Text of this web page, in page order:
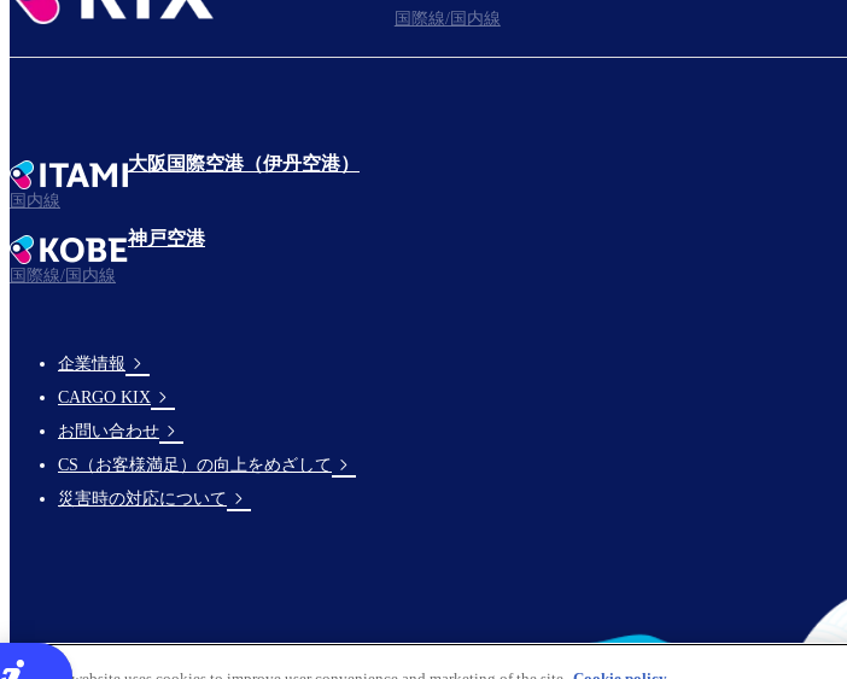
国際線/国内線
大阪国際空港（伊丹空港）
国内線
神戸空港
国際線/国内線
Footer
Links
企業情報
CARGO KIX
お問い合わせ
CS（お客様満足）の向上をめざして
災害時の対応について